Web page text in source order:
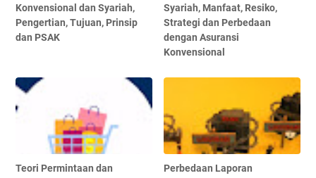
Konvensional dan Syariah,
Pengertian, Tujuan, Prinsip
dan PSAK
Syariah, Manfaat, Resiko,
Strategi dan Perbedaan
dengan Asuransi
Konvensional
Teori Permintaan dan
Perbedaan Laporan